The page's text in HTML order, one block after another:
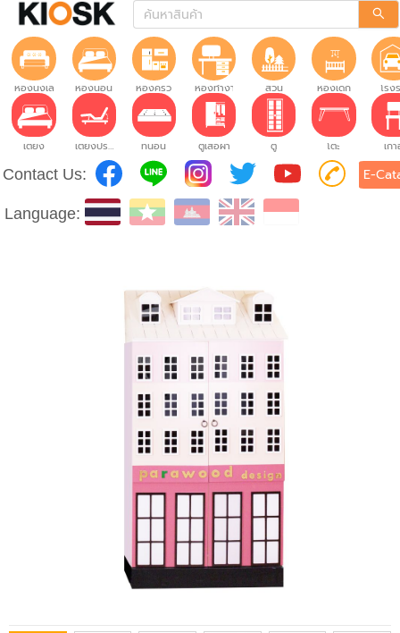
ห้องนั่งเล่น ห้องนอน ห้องครัว ห้องทำงาน สวน ห้องเด็ก โรง
เตียง เตียงปรับระดับ ที่นอน ตู้เสื้อผ้า ตู้ โต๊ะ เก้
Contact Us: E-
Language: